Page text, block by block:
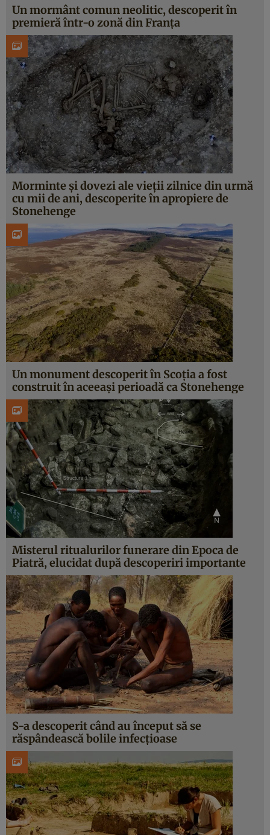
Un mormânt comun neolitic, descoperit în
premieră într-o zonă din Franța
Morminte și dovezi ale vieții zilnice din urmă
cu mii de ani, descoperite în apropiere de
Stonehenge
Un monument descoperit în Scoția a fost
construit în aceeași perioadă ca Stonehenge
Misterul ritualurilor funerare din Epoca de
Piatră, elucidat după descoperiri importante
S-a descoperit când au început să se
răspândească bolile infecțioase